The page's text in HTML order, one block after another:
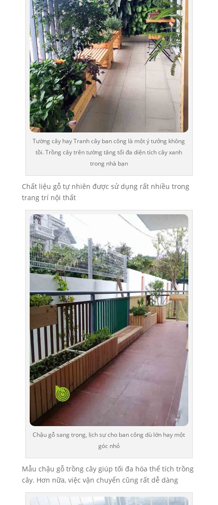
Tường cây hay Tranh cây ban công là một ý tưởng không
tồi. Trồng cây trên tường tăng tối đa diện tích cây xanh
trong nhà bạn
Chất liệu gỗ tự nhiên được sử dụng rất nhiều trong
trang trí nội thất
Chậu gỗ sang trọng, lịch sự cho ban công dù lớn hay một
góc nhỏ
Mẫu chậu gỗ trồng cây giúp tối đa hóa thể tích trồng
cây. Hơn nữa, việc vận chuyển cũng rất dễ dàng